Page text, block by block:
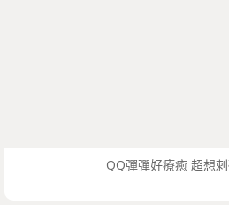
QQ彈彈好療癒 超想